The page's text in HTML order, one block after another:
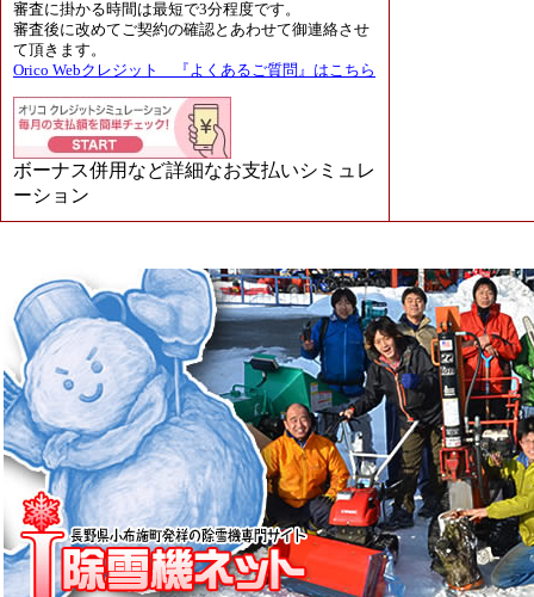
審査に掛かる時間は最短で3分程度です。
審査後に改めてご契約の確認とあわせて御連絡させ
て頂きます。
Orico Webクレジット 『よくあるご質問』はこちら
ボーナス併用など詳細なお支払いシミュレ
ーション